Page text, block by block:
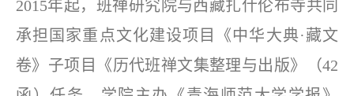
2015年起，班禅研究院与西藏扎什伦布寺共同
承担国家重点文化建设项目《中华大典·藏文
卷》子项目《历代班禅文集整理与出版》（42